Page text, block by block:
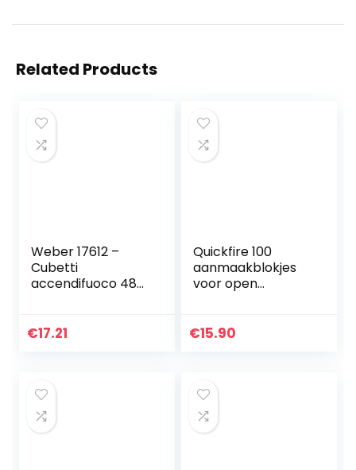
Related Products
Weber 17612 –
Cubetti
accendifuoco 48
€17.21
Quickfire 100
aanmaakblokjes
voor open
1 stuk Rotthues
€15.90